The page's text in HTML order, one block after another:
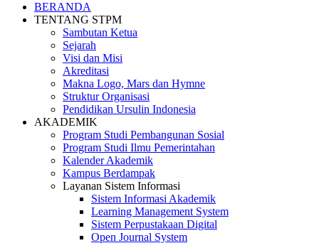
BERANDA
TENTANG STPM
Sambutan Ketua
Sejarah
Visi dan Misi
Akreditasi
Makna Logo, Mars dan Hymne
Struktur Organisasi
Pendidikan Ursulin Indonesia
AKADEMIK
Program Studi Pembangunan Sosial
Program Studi Ilmu Pemerintahan
Kalender Akademik
Kampus Berdampak
Layanan Sistem Informasi
Sistem Informasi Akademik
Learning Management System
Sistem Perpustakaan Digital
Open Journal System